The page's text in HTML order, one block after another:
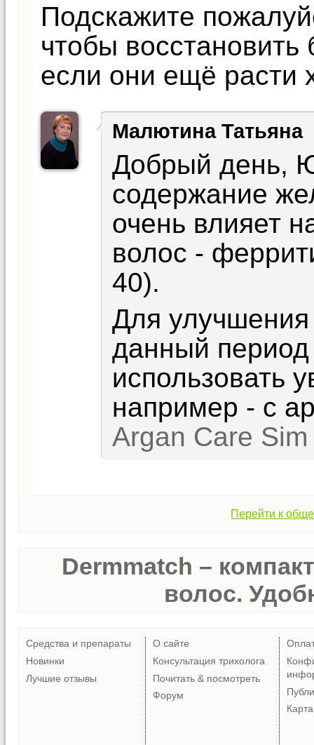
Подскажите
чтобы
если они ещё расти
Малютина Татьяна
Добрый день,
содержание
очень влияет
волос -
40).
Для улучшения
данный
использовать
например - с
Argan Care
Перейти к
Dermmatch –
волос.
Средства и препараты
Новинки
Лучшие отзывы
О сайте
Консультация трихолога
Почитать & посмотреть
Форум